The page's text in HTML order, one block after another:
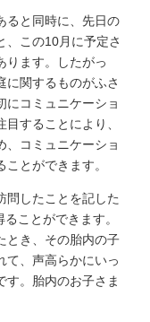
ると同時に、先日の
、この10月に予定さ
ります。したがっ
に関するものがふさ
にコミュニケーショ
することにより、
、コミュニケーショ
とができます。
したことを記した
ことができます。
とき、その胎内の子
て、声高らかにいっ
す。胎内のお子さま